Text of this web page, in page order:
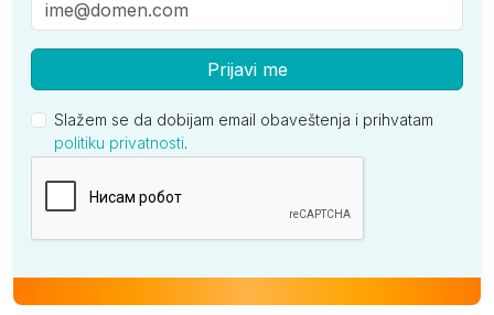
Prijavi me
Slažem se da dobijam email obaveštenja i prihvatam
politiku privatnosti.